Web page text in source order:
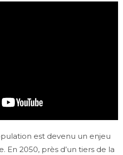
est devenu un enjeu
En 2050, près d’un tiers de la